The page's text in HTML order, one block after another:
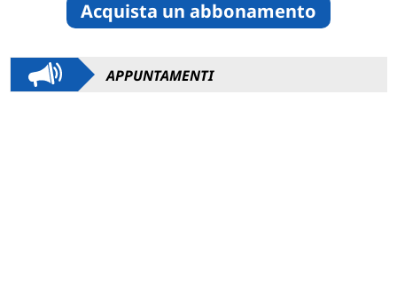
Acquista un abbonamento
APPUNTAMENTI